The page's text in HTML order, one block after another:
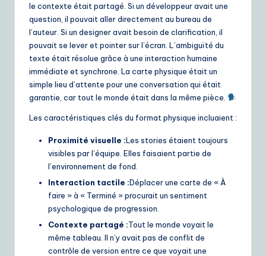
le contexte était partagé. Si un développeur avait une
question, il pouvait aller directement au bureau de
l’auteur. Si un designer avait besoin de clarification, il
pouvait se lever et pointer sur l’écran. L’ambiguïté du
texte était résolue grâce à une interaction humaine
immédiate et synchrone. La carte physique était un
simple lieu d’attente pour une conversation qui était
garantie, car tout le monde était dans la même pièce.
Les caractéristiques clés du format physique incluaient :
Proximité visuelle :Les stories étaient toujours
visibles par l’équipe. Elles faisaient partie de
l’environnement de fond.
Interaction tactile :Déplacer une carte de « À
faire » à « Terminé » procurait un sentiment
psychologique de progression.
Contexte partagé :Tout le monde voyait le
même tableau. Il n’y avait pas de conflit de
contrôle de version entre ce que voyait une